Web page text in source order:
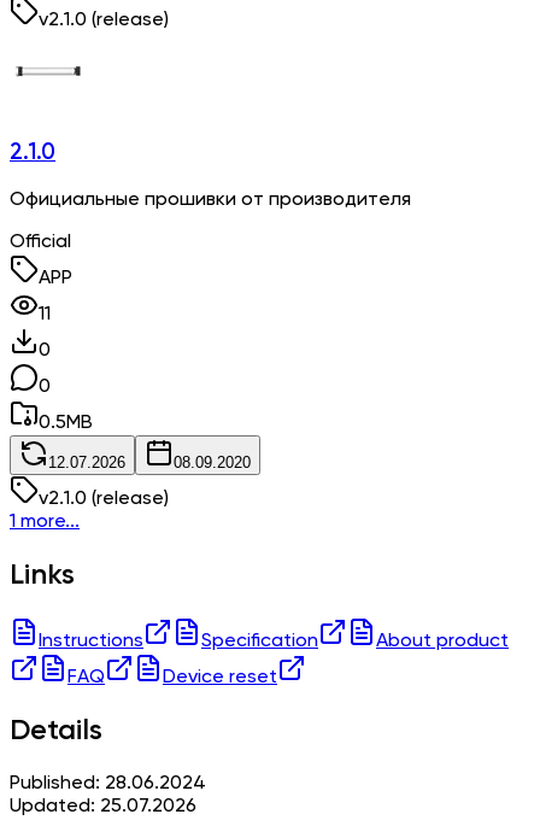
v2.1.0 (release)
2.1.0
Официальные прошивки от производителя
Official
APP
11
0
0
0.5MB
12.07.2026 08.09.2020
v2.1.0 (release)
1 more...
Links
Instructions Specification
About product
FAQ
Device reset
Details
Published: 28.06.2024
Updated: 25.07.2026